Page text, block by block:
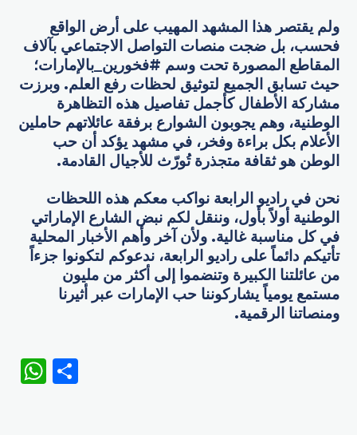
ولم يقتصر هذا المشهد المهيب على أرض الواقع
فحسب، بل ضجت منصات التواصل الاجتماعي بآلاف
المقاطع المصورة تحت وسم #فخورين_بالإمارات؛
حيث تسابق الجميع لتوثيق لحظات رفع العلم. وبرزت
مشاركة الأطفال كأجمل تفاصيل هذه التظاهرة
الوطنية، وهم يجوبون الشوارع برفقة عائلاتهم حاملين
الأعلام بكل براءة وفخر، في مشهد يؤكد أن حب
الوطن هو ثقافة متجذرة تُورّث للأجيال القادمة.
نحن في راديو الرابعة نواكب معكم هذه اللحظات
الوطنية أولاً بأول، وننقل لكم نبض الشارع الإماراتي
في كل مناسبة غالية. ولأن آخر وأهم الأخبار المحلية
تأتيكم دائماً على راديو الرابعة، ندعوكم لتكونوا جزءاً
من عائلتنا الكبيرة وتنضموا إلى أكثر من مليون
مستمع يومياً يشاركوننا حب الإمارات عبر أثيرنا
ومنصاتنا الرقمية.
WhatsApp